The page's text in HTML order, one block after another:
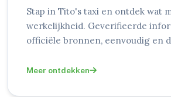
Stap in Tito's taxi en ontdek wat
werkelijkheid. Geverifieerde
officiële bronnen, eenvoudig en
Meer ontdekken